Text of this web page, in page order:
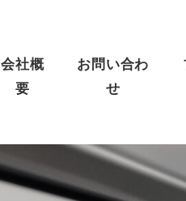
会社概
要
お問い合わ
せ